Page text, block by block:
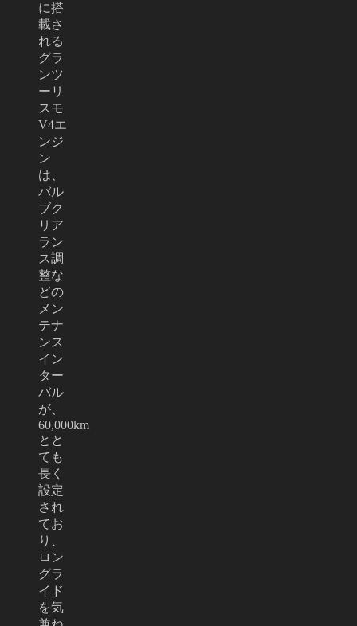
に搭
載さ
れる
グラ
ンツ
ーリ
スモ
V4エ
ンジ
ン
は、
バル
ブク
リア
ラン
ス調
整な
どの
メン
テナ
ンス
イン
ター
バル
が、
60,000km
とと
ても
長く
設定
され
てお
り、
ロン
グラ
イド
を気